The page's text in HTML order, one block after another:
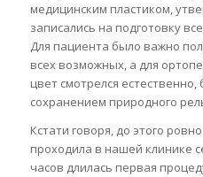
медицинским пластиком,
записались на подготовку
Для пациента было важно
всех возможных, а для
цвет смотрелся естественно,
сохранением природного
Кстати говоря, до этого
проходила в нашей клинике
часов длилась первая